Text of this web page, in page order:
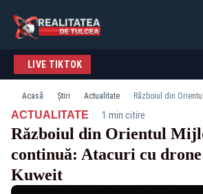
LIVE TIKTOK
Acasă Știri Actualitate
ACTUALITATE· 1 min citire
Războiul din Orientul
continuă: Atacuri cu
Kuweit